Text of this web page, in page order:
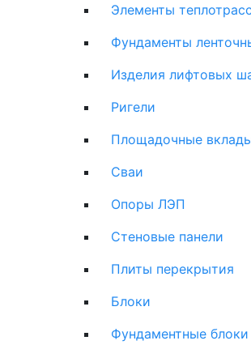
Элементы теплотрасс
Фундаменты
Изделия лифтовых
Ригели
Площадочные
Сваи
Опоры ЛЭП
Стеновые панели
Плиты перекрытия
Блоки
Фундаментные